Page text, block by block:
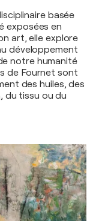
basée
exposées en
art, elle explore
développement
notre humanité
de Fournet sont
des huiles, des
du tissu ou du